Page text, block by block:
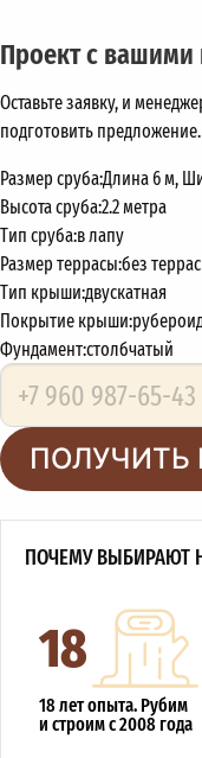
Проект с
Оставьте заявку, и
подготовить предложение.
Размер сруба:Длина 6 м,
Высота сруба:2.2 метра
Тип сруба:в лапу
Размер террасы:без
Тип крыши:двускатная
Покрытие крыши:
Фундамент:столбчатый
ПОЛУЧИТЬ
ПОЧЕМУ ВЫБИРАЮТ
18
18 лет опыта. Рубим
и строим с 2008 года